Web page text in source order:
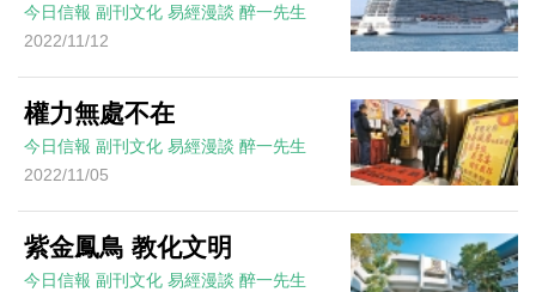
今日信報 副刊文化 易經漫談 醉一先生
2022/11/12
權力無處不在
今日信報 副刊文化 易經漫談 醉一先生
2022/11/05
紫金鳳鳥 教化文明
今日信報 副刊文化 易經漫談 醉一先生